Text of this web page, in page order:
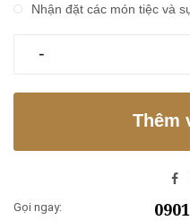
Nhận đặt các món tiệc và
-
Thêm
Gọi ngay: